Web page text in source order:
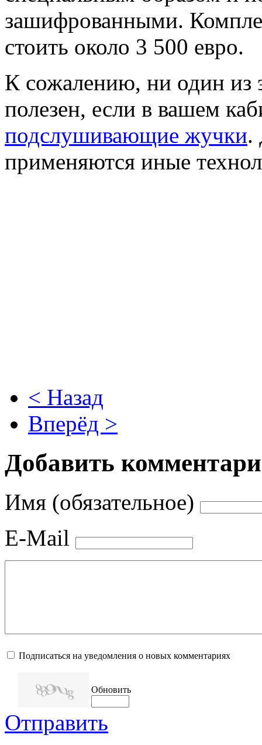
зашифрованными.
стоить около 3 500 евро.
К сожалению, ни один из
полезен, если в вашем
подслушивающие жучки.
применяются иные
< Назад
Вперёд >
Добавить
Имя (обязательное)
E-Mail
Подписаться на уведомления о новых комментариях
Обновить
Отправить